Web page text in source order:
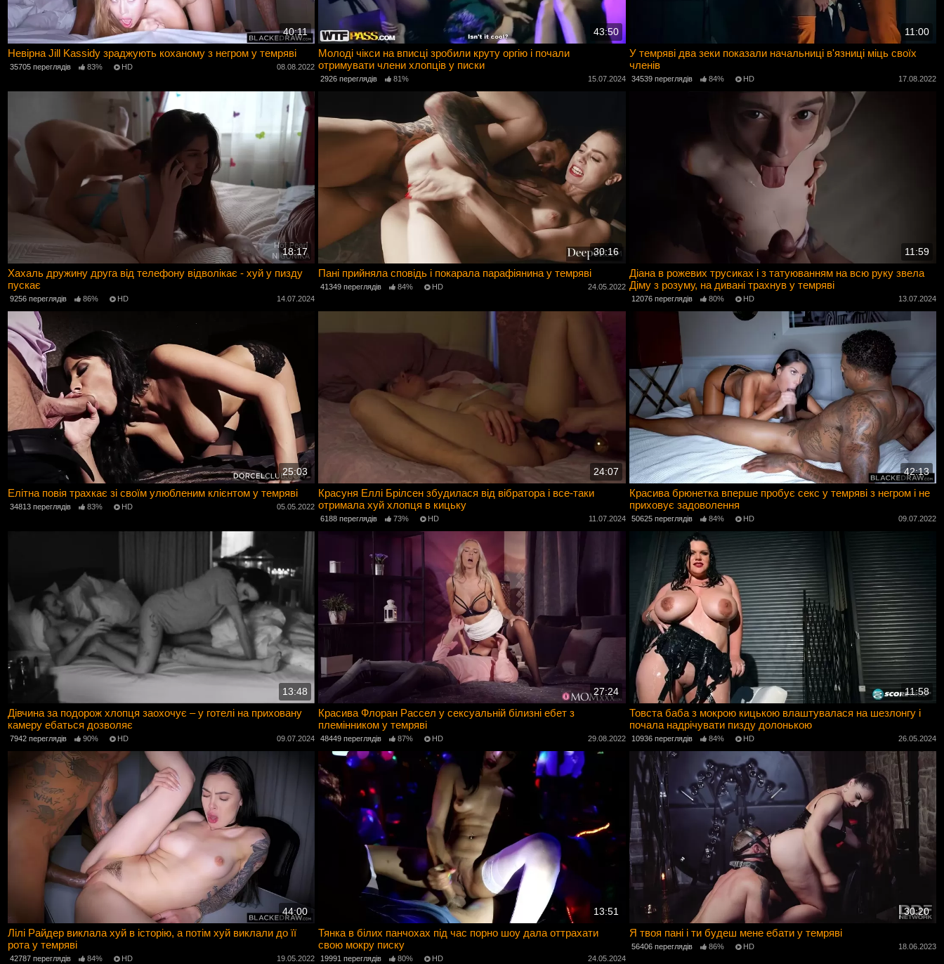
40:11
Невірна Jill Kassidy зраджують коханому з негром у темряві
35705 переглядів 83% HD 08.08.2022
43:50
Молоді чікси на вписці зробили круту оргію і почали
отримувати члени хлопців у писки
2926 переглядів 81% 15.07.2024
11:00
У темряві два зеки показали начальниці в'язниці міць своїх
членів
34539 переглядів 84% HD 17.08.2022
18:17
Хахаль дружину друга від телефону відволікає - хуй у пизду
пускає
9256 переглядів 86% HD 14.07.2024
30:16
Пані прийняла сповідь і покарала парафіянина у темряві
41349 переглядів 84% HD 24.05.2022
11:59
Діана в рожевих трусиках і з татуюванням на всю руку звела
Діму з розуму, на дивані трахнув у темряві
12076 переглядів 80% HD 13.07.2024
25:03
Елітна повія трахкає зі своїм улюбленим клієнтом у темряві
34813 переглядів 83% HD 05.05.2022
24:07
Красуня Еллі Брілсен збудилася від вібратора і все-таки
отримала хуй хлопця в кицьку
6188 переглядів 73% HD 11.07.2024
42:13
Красива брюнетка вперше пробує секс у темряві з негром і не
приховує задоволення
50625 переглядів 84% HD 09.07.2022
13:48
Дівчина за подорож хлопця заохочує – у готелі на приховану
камеру ебаться дозволяє
7942 переглядів 90% HD 09.07.2024
27:24
Красива Флоран Рассел у сексуальній білизні ебет з
племінником у темряві
48449 переглядів 87% HD 29.08.2022
11:58
Товста баба з мокрою кицькою влаштувалася на шезлонгу і
почала надрічувати пизду долонькою
10936 переглядів 84% HD 26.05.2024
44:00
Лілі Райдер виклала хуй в історію, а потім хуй виклали до її
рота у темряві
42787 переглядів 84% HD 19.05.2022
13:51
Тянка в білих панчохах під час порно шоу дала оттрахати
свою мокру писку
19991 переглядів 80% HD 24.05.2024
30:20
Я твоя пані і ти будеш мене ебати у темряві
56406 переглядів 86% HD 18.06.2023